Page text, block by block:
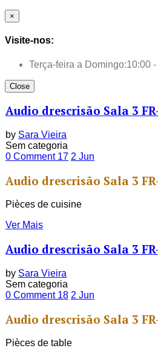
×
Visite-nos:
Terça-feira a Domingo:10:00
Close
Audio drescrisão Sala 3
by Sara Vieira
Sem categoria
0 Comment 17 2 Jun
Audio drescrisão Sala 3
Pièces de cuisine
Ver Mais
Audio drescrisão Sala 3
by Sara Vieira
Sem categoria
0 Comment 18 2 Jun
Audio drescrisão Sala 3
Pièces de table